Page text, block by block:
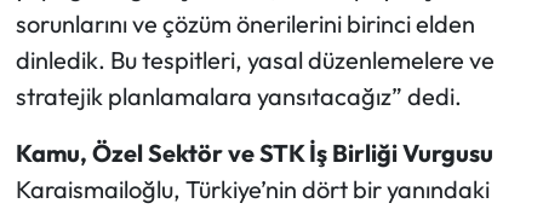
sorunlarını ve çözüm önerilerini birinci elden
dinledik. Bu tespitleri, yasal düzenlemelere ve
stratejik planlamalara yansıtacağız” dedi.
Kamu, Özel Sektör ve STK İş Birliği Vurgusu
Karaismailoğlu, Türkiye’nin dört bir yanındaki